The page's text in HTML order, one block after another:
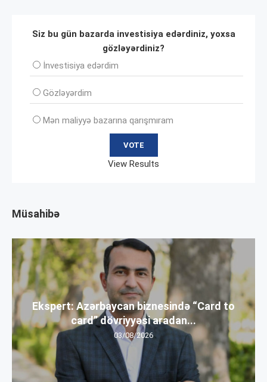
Siz bu gün bazarda investisiya edərdiniz, yoxsa
gözləyərdiniz?
İnvеstisiya edərdim
Gözləyərdim
Mən maliyyə bazarına qarışmıram
View Results
Müsahibə
Ekspert: Azərbaycan biznesində “Card to
card” dövriyyəsi aradan...
03/08/2026